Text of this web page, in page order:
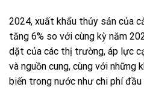
2024, xuất khẩu thủy sản của
tăng 6% so với cùng kỳ năm
dặt của các thị trường, áp lực
và nguồn cung, cùng với những
biến trong nước như chi phí